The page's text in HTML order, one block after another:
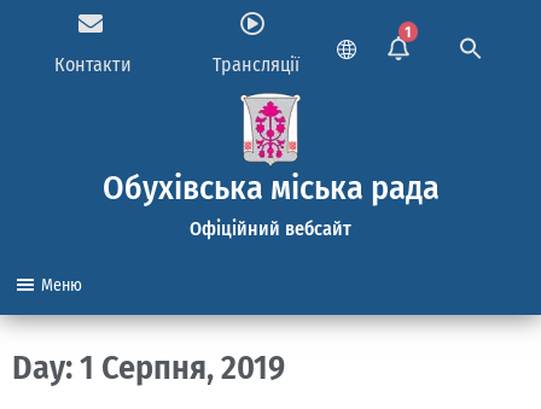
Контакти Трансляції
1
Обухівська міська рада
Офіційний вебсайт
Меню
Day: 1 Серпня, 2019